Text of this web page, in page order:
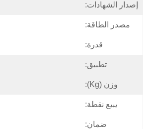
إصدار الشهادات:
مصدر الطاقة:
قدرة:
تطبيق:
وزن (kg):
يبيع نقطة:
ضمان: